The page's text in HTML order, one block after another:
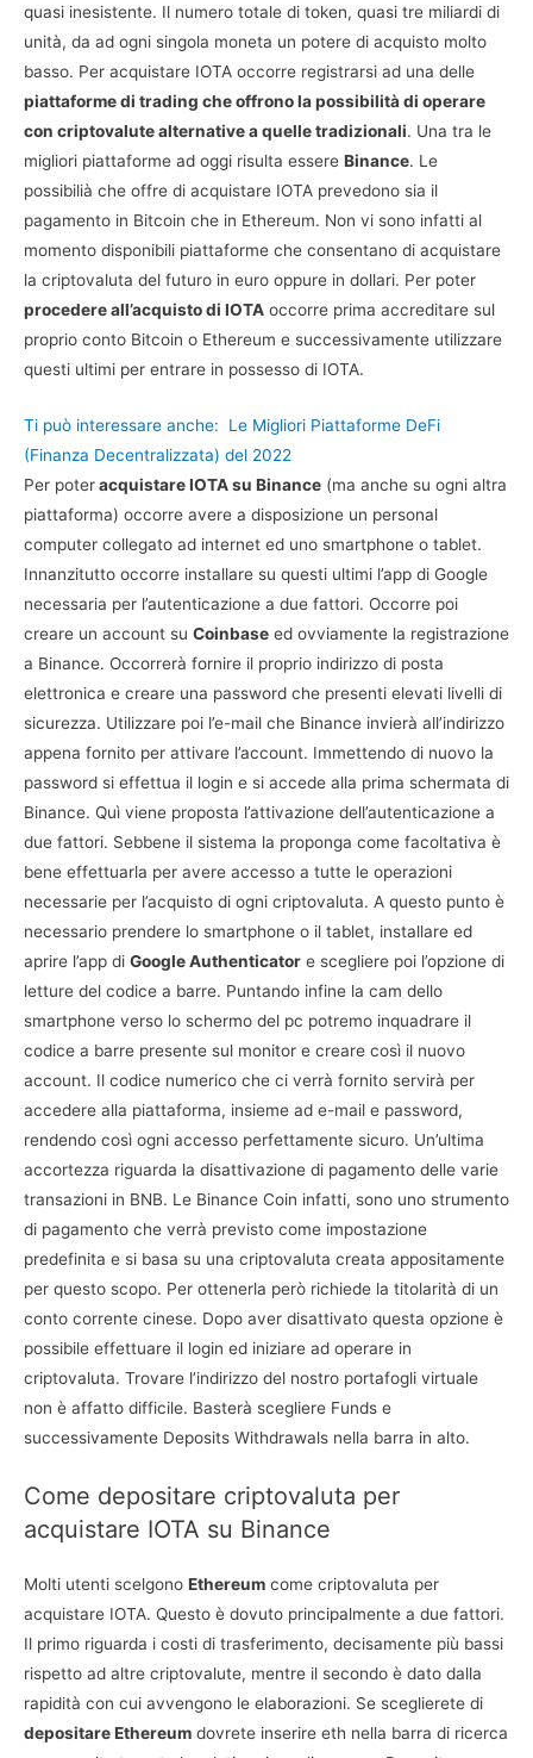
quasi inesistente. Il numero totale di token, quasi tre miliardi di
unità, da ad ogni singola moneta un potere di acquisto molto
basso. Per acquistare IOTA occorre registrarsi ad una delle
piattaforme di trading che offrono la possibilità di operare
con criptovalute alternative a quelle tradizionali. Una tra le
migliori piattaforme ad oggi risulta essere Binance. Le
possibilià che offre di acquistare IOTA prevedono sia il
pagamento in Bitcoin che in Ethereum. Non vi sono infatti al
momento disponibili piattaforme che consentano di acquistare
la criptovaluta del futuro in euro oppure in dollari. Per poter
procedere all’acquisto di IOTA occorre prima accreditare sul
proprio conto Bitcoin o Ethereum e successivamente utilizzare
questi ultimi per entrare in possesso di IOTA.
Ti può interessare anche:
Le Migliori Piattaforme DeFi
(Finanza Decentralizzata) del 2022
Per poteracquistare IOTA su Binance (ma anche su ogni altra
piattaforma) occorre avere a disposizione un personal
computer collegato ad internet ed uno smartphone o tablet.
Innanzitutto occorre installare su questi ultimi l’app di Google
necessaria per l’autenticazione a due fattori. Occorre poi
creare un account su Coinbase ed ovviamente la registrazione
a Binance. Occorrerà fornire il proprio indirizzo di posta
elettronica e creare una password che presenti elevati livelli di
sicurezza. Utilizzare poi l’e-mail che Binance invierà all’indirizzo
appena fornito per attivare l’account. Immettendo di nuovo la
password si effettua il login e si accede alla prima schermata di
Binance. Quì viene proposta l’attivazione dell’autenticazione a
due fattori. Sebbene il sistema la proponga come facoltativa è
bene effettuarla per avere accesso a tutte le operazioni
necessarie per l’acquisto di ogni criptovaluta. A questo punto è
necessario prendere lo smartphone o il tablet, installare ed
aprire l’app di Google Authenticator e scegliere poi l’opzione di
letture del codice a barre. Puntando infine la cam dello
smartphone verso lo schermo del pc potremo inquadrare il
codice a barre presente sul monitor e creare così il nuovo
account. Il codice numerico che ci verrà fornito servirà per
accedere alla piattaforma, insieme ad e-mail e password,
rendendo così ogni accesso perfettamente sicuro. Un’ultima
accortezza riguarda la disattivazione di pagamento delle varie
transazioni in BNB. Le Binance Coin infatti, sono uno strumento
di pagamento che verrà previsto come impostazione
predefinita e si basa su una criptovaluta creata appositamente
per questo scopo. Per ottenerla però richiede la titolarità di un
conto corrente cinese. Dopo aver disattivato questa opzione è
possibile effettuare il login ed iniziare ad operare in
criptovaluta. Trovare l’indirizzo del nostro portafogli virtuale
non è affatto difficile. Basterà scegliere Funds e
successivamente Deposits Withdrawals nella barra in alto.
Come depositare criptovaluta per
acquistare IOTA su Binance
Molti utenti scelgono Ethereum come criptovaluta per
acquistare IOTA. Questo è dovuto principalmente a due fattori.
Il primo riguarda i costi di trasferimento, decisamente più bassi
rispetto ad altre criptovalute, mentre il secondo è dato dalla
rapidità con cui avvengono le elaborazioni. Se sceglierete di
depositare Ethereum dovrete inserire eth nella barra di ricerca